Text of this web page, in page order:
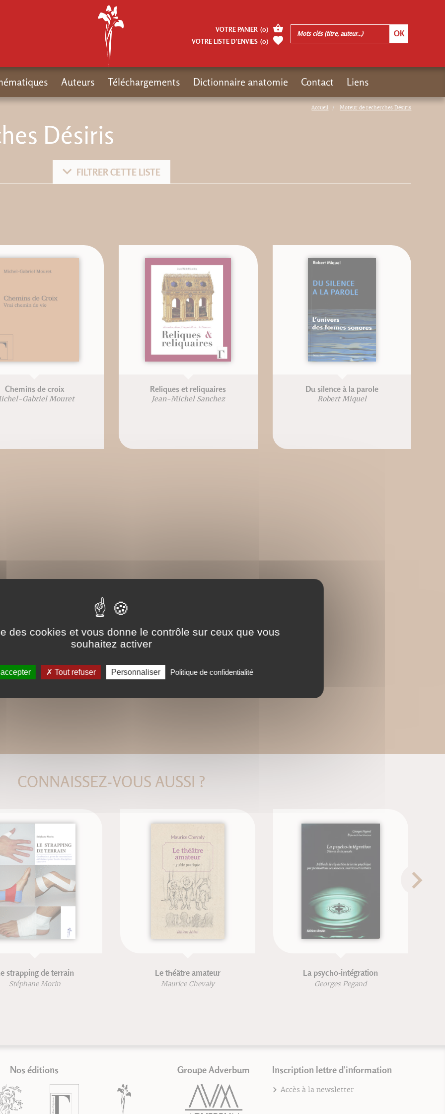
Accueil Moteur de recherches Désiris
Désiris
FILTRER CETTE LISTE
Chemins de croix
Gabriel Mouret
Reliques et reliquaires
Jean-Michel Sanchez
Du silence à la parole
Robert Miquel
CONNAISSEZ-VOUS AUSSI ?
de terrain
Stéphane Morin
Le théâtre amateur
Maurice Chevaly
La psycho-intégration
Georges Pegand
Nos éditions Groupe Adverbum Inscription lettre d'information
Accès à la newsletter
VOTRE PANIER (0)
VOTRE LISTE D’ENVIES (0)
Auteurs Téléchargements Dictionnaire anatomie Contact Liens
des cookies et vous donne le contrôle sur ceux que vous
souhaitez activer
Tout refuser Personnaliser Politique de confidentialité